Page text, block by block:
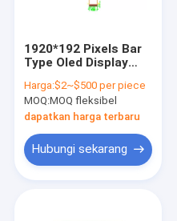
1920*192 Pixels Bar
Type Oled Display
Screen kaku dengan
antarmuka MIPI/IIC
Harga:$2~$500 per piece
MOQ:MOQ fleksibel
dapatkan harga terbaru
Hubungi sekarang